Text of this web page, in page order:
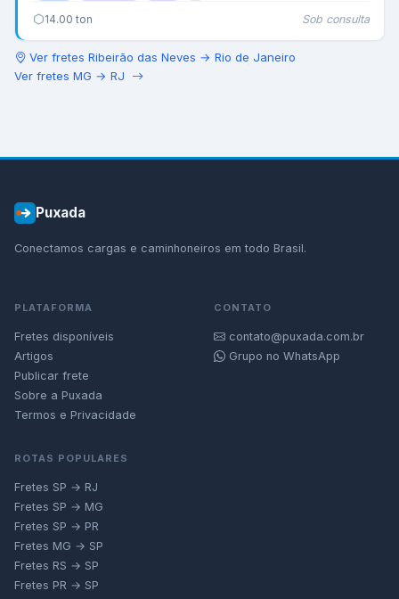
14.00 ton Sob consulta
Ver fretes Ribeirão das Neves → Rio de Janeiro
Ver fretes MG → RJ
Puxada
Conectamos cargas e caminhoneiros em todo Brasil.
PLATAFORMA
Fretes disponíveis
Artigos
Publicar frete
Sobre a Puxada
Termos e Privacidade
CONTATO
contato@puxada.com.br
Grupo no WhatsApp
ROTAS POPULARES
Fretes SP → RJ
Fretes SP → MG
Fretes SP → PR
Fretes MG → SP
Fretes RS → SP
Fretes PR → SP